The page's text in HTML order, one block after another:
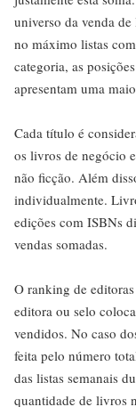
universo da venda
no máximo listas
categoria, as
apresentam uma
Cada título é
os livros de negócio
não ficção. Além
individualmente.
edições com ISBNs
vendas somadas.
O ranking de
editora ou selo
vendidos. No caso
feita pelo número
das listas semanais
quantidade de livros